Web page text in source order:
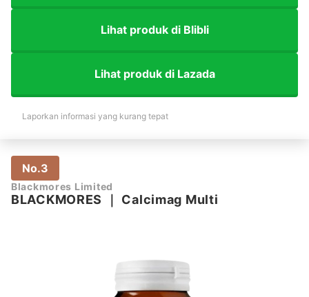
Lihat produk di Blibli
Lihat produk di Lazada
Laporkan informasi yang kurang tepat
No.3
Blackmores Limited
BLACKMORES Calcimag Multi